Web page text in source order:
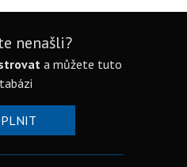
nenašli?
a můžete tuto